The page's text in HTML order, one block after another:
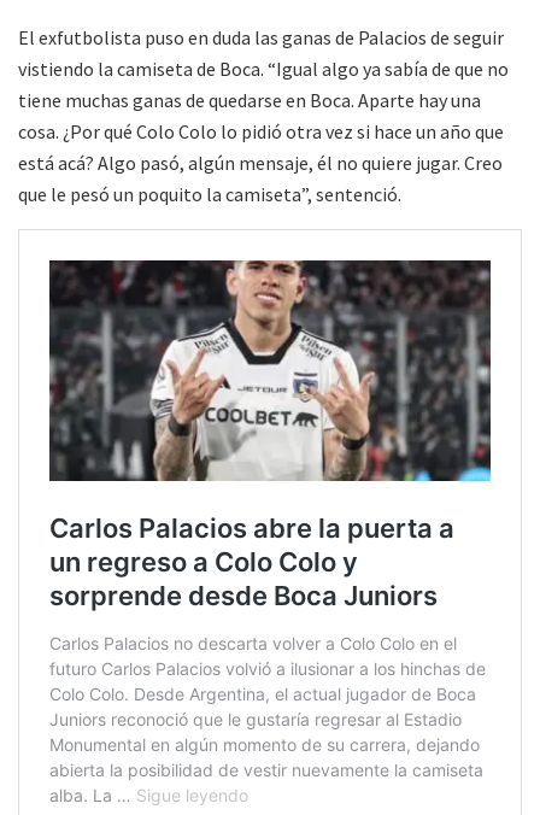
El exfutbolista puso en duda las ganas de Palacios de seguir
vistiendo la camiseta de Boca. “Igual algo ya sabía de que no
tiene muchas ganas de quedarse en Boca. Aparte hay una
cosa. ¿Por qué Colo Colo lo pidió otra vez si hace un año que
está acá? Algo pasó, algún mensaje, él no quiere jugar. Creo
que le pesó un poquito la camiseta”, sentenció.